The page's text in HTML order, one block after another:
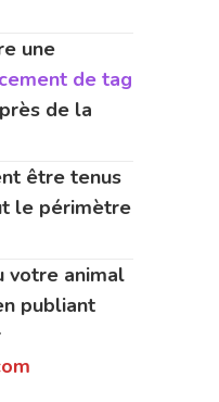
une
de tag
de la
être tenus
le périmètre
votre animal
publiant